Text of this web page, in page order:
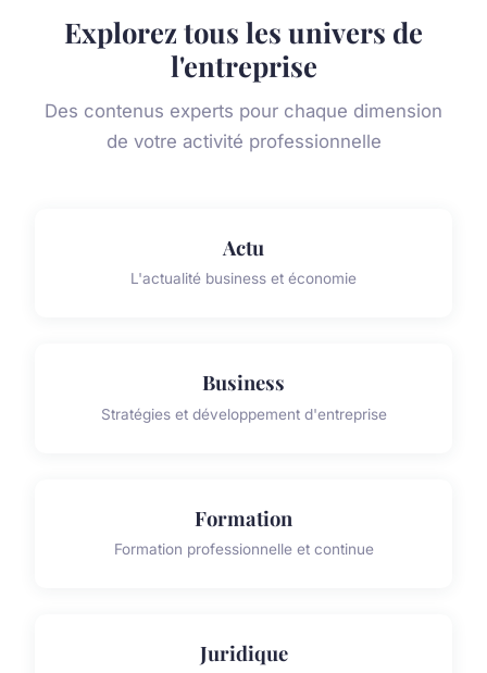
Explorez tous les univers de
l'entreprise
Des contenus experts pour chaque dimension
de votre activité professionnelle
Actu
L'actualité business et économie
Business
Stratégies et développement d'entreprise
Formation
Formation professionnelle et continue
Juridique